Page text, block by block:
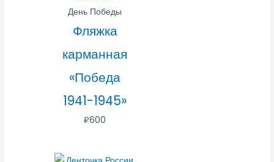
День Победы
Фляжка
карманная
«Победа
1941-1945»
₽600